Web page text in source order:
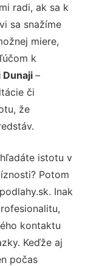
radi, ak sa k
sa snažíme
miere,
k
Dunaji–
či
že
istotu v
Potom
Inak
kontaktu
Keďže aj
počas